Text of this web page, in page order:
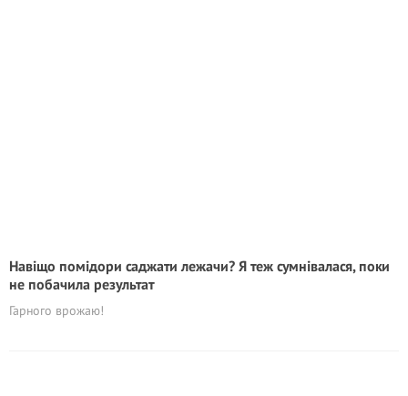
Навіщо помідори саджати лежачи? Я теж сумнівалася, поки
не побачила результат
Гарного врожаю!